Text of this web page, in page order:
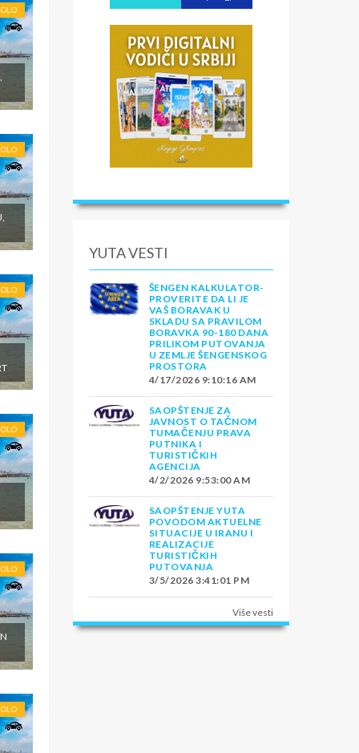
YUTA VESTI
ŠENGEN KALKULATOR-
PROVERITE DA LI JE
VAŠ BORAVAK U
SKLADU SA PRAVILOM
BORAVKA 90-180 DANA
PRILIKOM PUTOVANJA
U ZEMLJE ŠENGENSKOG
PROSTORA
4/17/2026 9:10:16 AM
SAOPŠTENJE ZA
JAVNOST O TAČNOM
TUMAČENJU PRAVA
PUTNIKA I
TURISTIČKIH
AGENCIJA
4/2/2026 9:53:00 AM
SAOPŠTENJE YUTA
POVODOM AKTUELNE
SITUACIJE U IRANU I
REALIZACIJE
TURISTIČKIH
PUTOVANJA
3/5/2026 3:41:01 PM
Više vesti